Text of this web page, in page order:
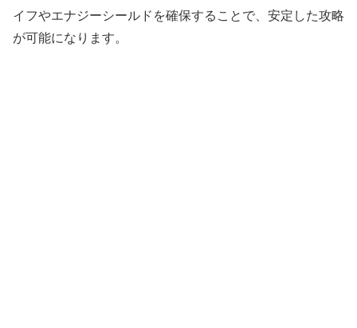
イフやエナジーシールドを確保することで、安定した攻略
が可能になります。